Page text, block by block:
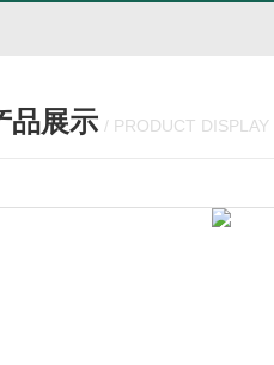
品展示 / PRODUCT DISPLAY